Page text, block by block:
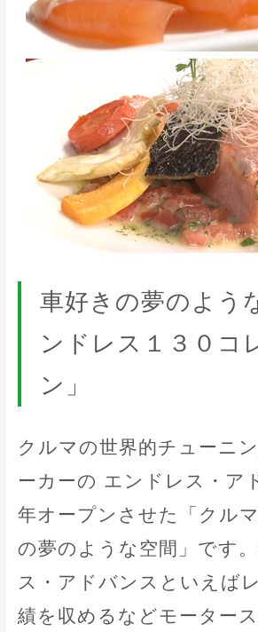
車好きの夢のよう
ンドレス１３０コ
ン」
クルマの世界的チューニ
ーカーの エンドレス・ア
年オープンさせた「クル
の夢のような空間」です
ス・アドバンスといえば
績を収めるなどモーター